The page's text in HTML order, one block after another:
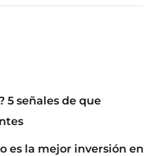
5 señales de que
es la mejor inversión en